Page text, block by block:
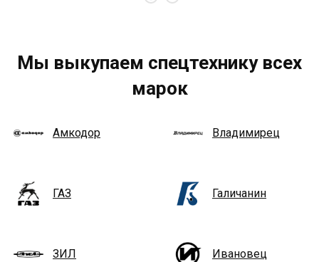
Мы выкупаем спецтехнику всех
марок
Амкодор Владимирец
ГАЗ Галичанин
ЗИЛ Ивановец